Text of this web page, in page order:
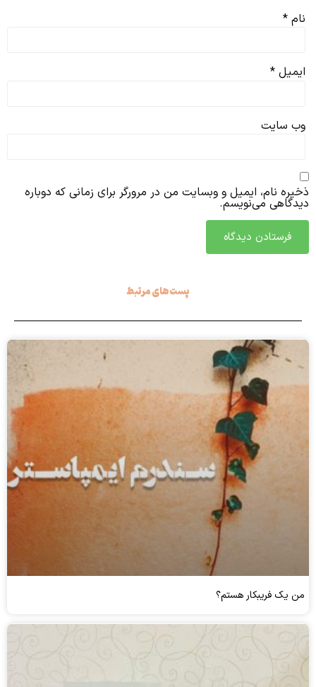
نام *
ایمیل *
وب‌ سایت
ذخیره نام، ایمیل و وبسایت من در مرورگر برای زمانی که دوباره
دیدگاهی می‌نویسم.
پست های مرتبط
من یک فریبکار هستم؟